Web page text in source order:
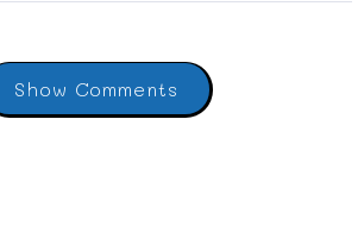
Show Comments